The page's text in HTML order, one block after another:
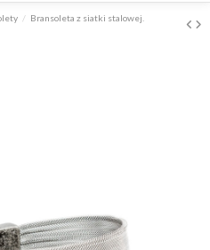
Bransoleta z siatki stalowej.